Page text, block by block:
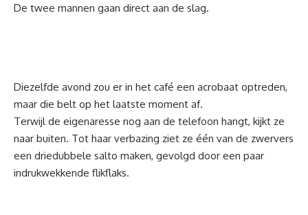
De twee mannen gaan direct aan de slag.
Diezelfde avond zou er in het café een acrobaat optreden,
maar die belt op het laatste moment af.
Terwijl de eigenaresse nog aan de telefoon hangt, kijkt ze
naar buiten. Tot haar verbazing ziet ze één van de zwervers
een driedubbele salto maken, gevolgd door een paar
indrukwekkende flikflaks.